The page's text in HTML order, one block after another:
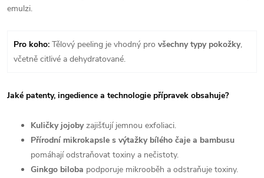
emulzi.
Pro koho: Tělový peeling je vhodný pro všechny typy pokožky,
včetně citlivé a dehydratované.
Jaké patenty, ingedience a technologie přípravek obsahuje?
Kuličky jojobyzajišťují jemnou exfoliaci.
Přírodní mikrokapsle s výtažky bílého čaje a bambusu
pomáhají odstraňovat toxiny a nečistoty.
Ginkgo biloba podporuje mikrooběh a odstraňuje toxiny.